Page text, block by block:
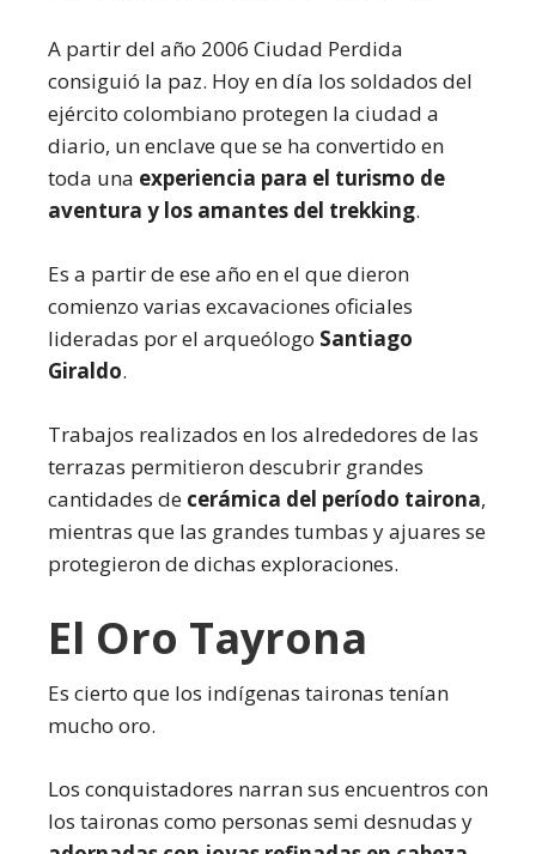
A partir del año 2006 Ciudad Perdida
consiguió la paz. Hoy en día los soldados del
ejército colombiano protegen la ciudad a
diario, un enclave que se ha convertido en
toda una experiencia para el turismo de
aventura y los amantes del trekking.
Es a partir de ese año en el que dieron
comienzo varias excavaciones oficiales
lideradas por el arqueólogo Santiago
Giraldo.
Trabajos realizados en los alrededores de las
terrazas permitieron descubrir grandes
cantidades de cerámica del período tairona,
mientras que las grandes tumbas y ajuares se
protegieron de dichas exploraciones.
El Oro Tayrona
Es cierto que los indígenas taironas tenían
mucho oro.
Los conquistadores narran sus encuentros con
los taironas como personas semi desnudas y